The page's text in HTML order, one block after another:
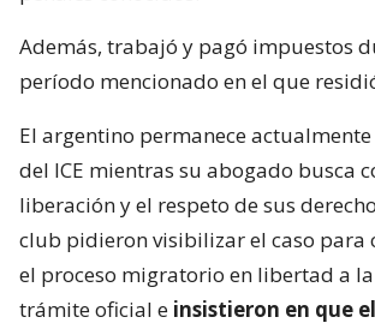
Además, trabajó y pagó impuestos
período mencionado en el que
El argentino permanece
del ICE mientras su abogado busca
liberación y el respeto de sus
club pidieron visibilizar el caso para
el proceso migratorio en libertad a
trámite oficial e insistieron en que